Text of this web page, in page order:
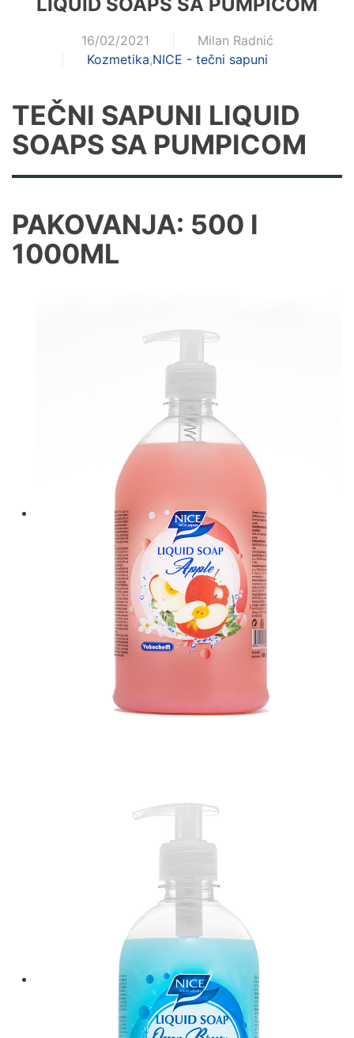
16/02/2021
Milan Radnić
Kozmetika,NICE - tečni sapuni
TEČNI SAPUNI LIQUID
SOAPS SA PUMPICOM
PAKOVANJA: 500 I
1000ML